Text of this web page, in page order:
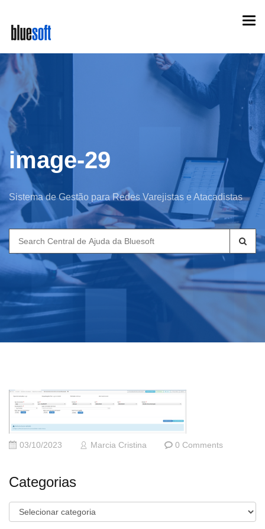
main
content
image-29
Sistema de Gestão para Redes Varejistas e Atacadistas
Search
for:
03/10/2023 Marcia Cristina 0 Comments
Categorias
Categorias